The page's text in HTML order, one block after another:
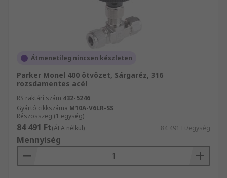
Átmenetileg nincsen készleten
Parker Monel 400 ötvözet, Sárgaréz, 316
rozsdamentes acél
RS raktári szám 432-5246
Gyártó cikkszáma M10A-V6LR-SS
Részösszeg (1 egység)
84 491 Ft(ÁFA nélkül) 84 491 Ft/egység
Mennyiség